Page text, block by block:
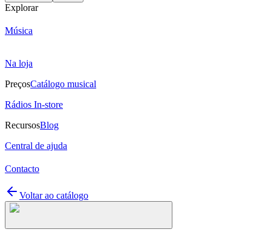
Explorar
Música
Na loja
PreçosCatálogo musical
Rádios In-store
RecursosBlog
Central de ajuda
Contacto
Voltar ao catálogo